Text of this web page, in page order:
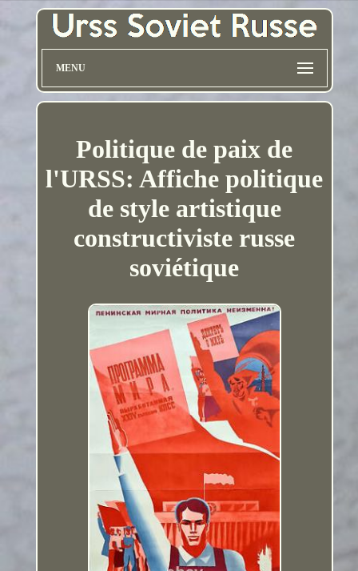
MENU
Politique de paix de
l'URSS: Affiche politique
de style artistique
constructiviste russe
soviétique